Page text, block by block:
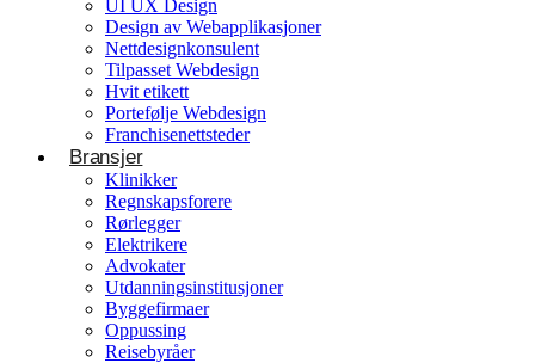
UI UX Design
Design av Webapplikasjoner
Nettdesignkonsulent
Tilpasset Webdesign
Hvit etikett
Portefølje Webdesign
Franchisenettsteder
Bransjer
Klinikker
Regnskapsforere
Rørlegger
Elektrikere
Advokater
Utdanningsinstitusjoner
Byggefirmaer
Oppussing
Reisebyråer
WooCommerce utvikling
Betjener
WordPress
Shopify Nettbutikk
BigCommerce
Ønsker du å bygge din tilstedeværelse på nett i
Norge?
Få et tilbud
Byggetjenester
Byggefirmaer